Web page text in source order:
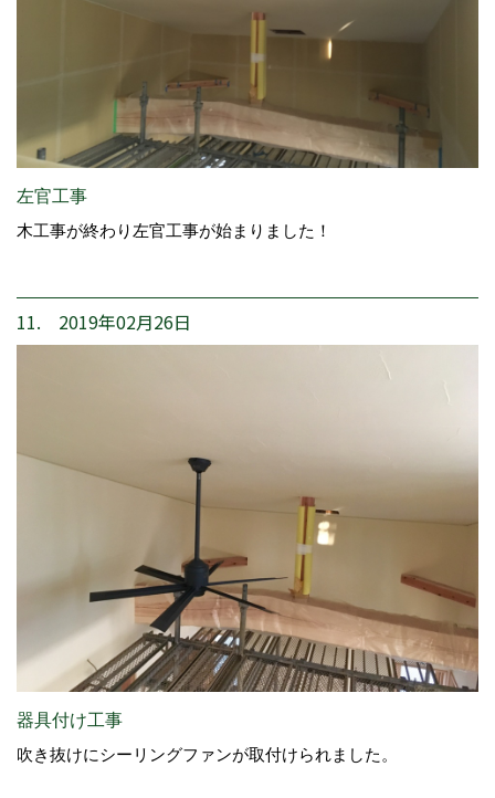
左官工事
木工事が終わり左官工事が始まりました！
11. 2019年02月26日
器具付け工事
吹き抜けにシーリングファンが取付けられました。